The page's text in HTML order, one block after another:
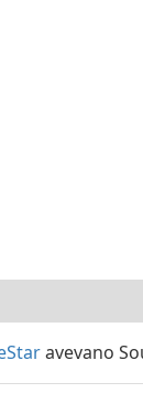
avevano